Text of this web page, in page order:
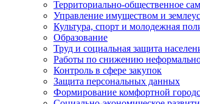
Территориально-общественное
Управление имуществом и
Культура, спорт и молодежная
Образование
Труд и социальная защита
Работы по снижению
Контроль в сфере закупок
Защита персональных данных
Формирование комфортной